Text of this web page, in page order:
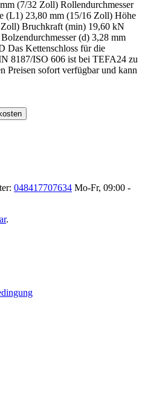
(7/32 Zoll) Rollendurchmesser
(L1) 23,80 mm (15/16 Zoll) Höhe
Bruchkraft (min) 19,60 kN
(d) 3,28 mm
Das Kettenschloss für die
8187/ISO 606 ist bei TEFA24 zu
Preisen sofort verfügbar und kann
048417707634 Mo-Fr, 09:00 -
.